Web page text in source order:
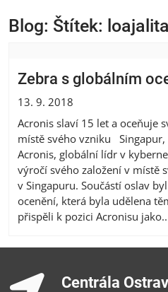
Blog: Štítek: loajalita
Zebra s globálním
13. 9. 2018
Acronis slaví 15 let a oceňuje
místě svého vzniku
Acronis, globální lídr v
výročí svého založení v místě
v Singapuru. Součástí oslav
ocenění, která byla udělena
přispěli k pozici Acronisu
Centrála